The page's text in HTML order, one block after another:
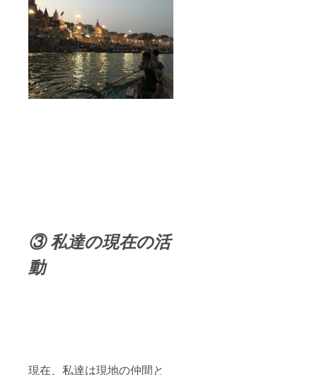
③ 私達の現在の活
動
現在、私達は現地の仲間と